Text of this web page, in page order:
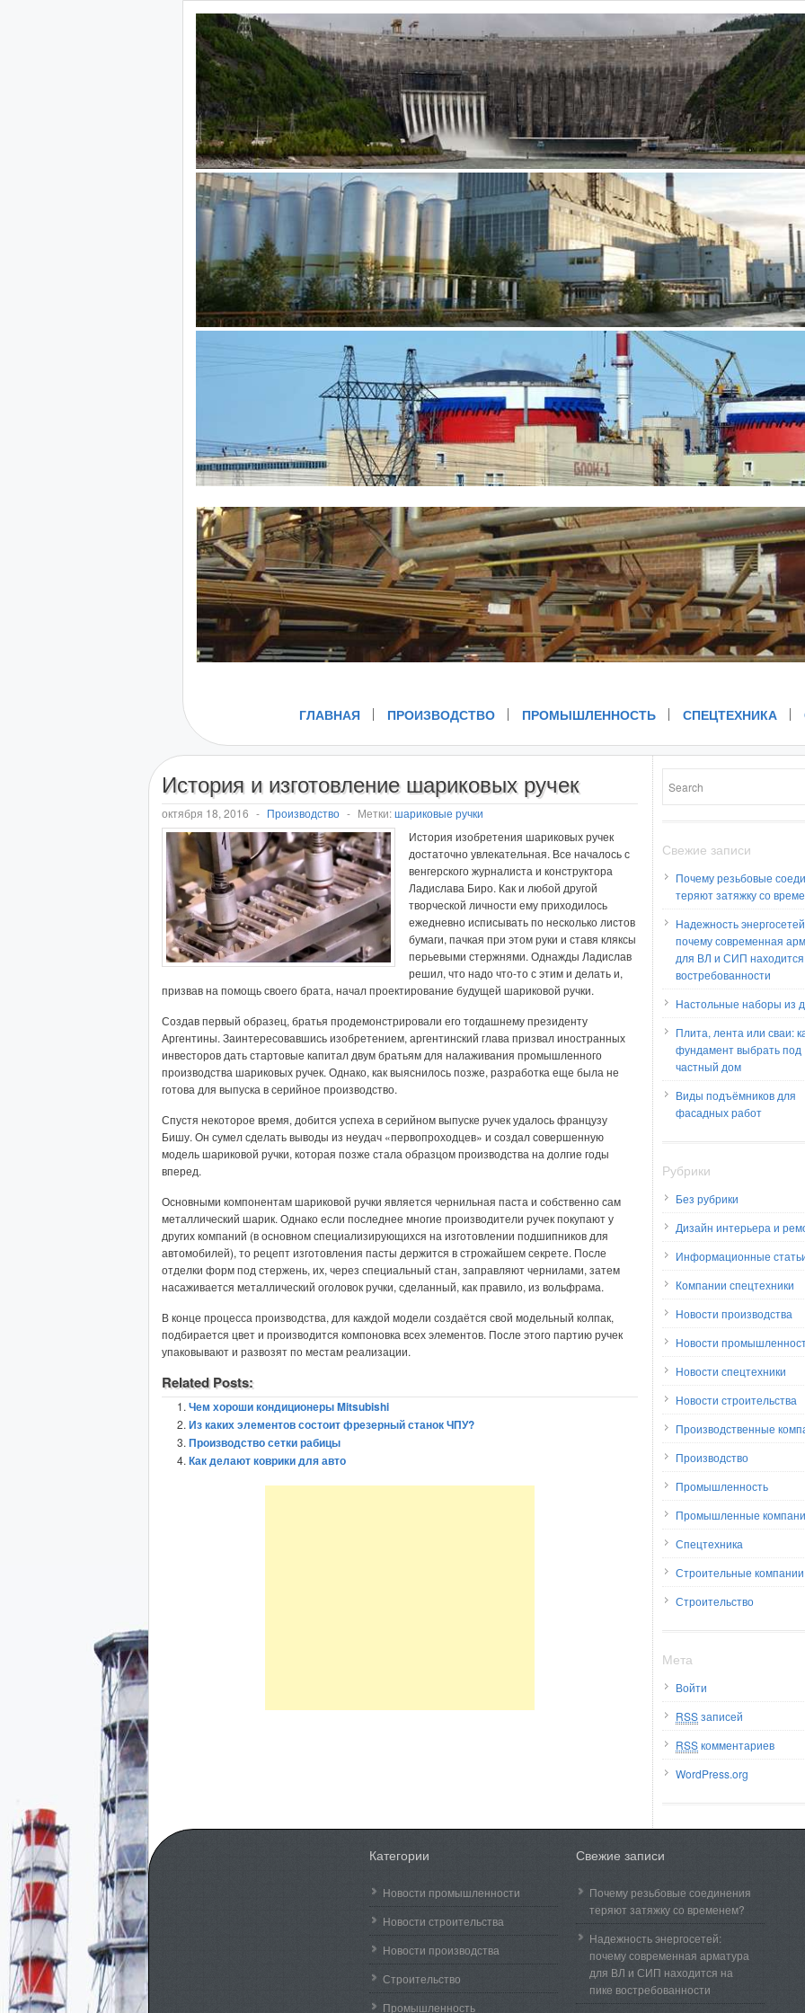
ГЛАВНАЯ ПРОИЗВОДСТВО ПРОМЫШЛЕННОСТЬ СПЕЦТЕХНИКА
История и изготовление шариковых ручек
октября 18, 2016 - Производство - Метки:шариковые ручки
История изобретения шариковых ручек
достаточно увлекательная. Все началось с
венгерского журналиста и конструктора
Ладислава Биро. Как и любой другой
творческой личности ему приходилось
ежедневно исписывать по несколько листов
бумаги, пачкая при этом руки и ставя кляксы
перьевыми стержнями. Однажды Ладислав
решил, что надо что-то с этим и делать и,
призвав на помощь своего брата, начал проектирование будущей шариковой ручки.
Создав первый образец, братья продемонстрировали его тогдашнему президенту
Аргентины. Заинтересовавшись изобретением, аргентинский глава призвал иностранных
инвесторов дать стартовые капитал двум братьям для налаживания промышленного
производства шариковых ручек. Однако, как выяснилось позже, разработка еще была не
готова для выпуска в серийное производство.
Спустя некоторое время, добится успеха в серийном выпуске ручек удалось французу
Бишу. Он сумел сделать выводы из неудач «первопроходцев» и создал совершенную
модель шариковой ручки, которая позже стала образцом производства на долгие годы
вперед.
Основными компонентам шариковой ручки является чернильная паста и собственно сам
металлический шарик. Однако если последнее многие производители ручек покупают у
других компаний (в основном специализирующихся на изготовлении подшипников для
автомобилей), то рецепт изготовления пасты держится в строжайшем секрете. После
отделки форм под стержень, их, через специальный стан, заправляют чернилами, затем
насаживается металлический оголовок ручки, сделанный, как правило, из вольфрама.
В конце процесса производства, для каждой модели создаётся свой модельный колпак,
подбирается цвет и производится компоновка всех элементов. После этого партию ручек
упаковывают и развозят по местам реализации.
Related Posts:
Чем хороши кондиционеры Mitsubishi
Из каких элементов состоит фрезерный станок ЧПУ?
Производство сетки рабицы
Как делают коврики для авто
Свежие записи
Почему резьбовые
теряют затяжку со
Надежность
почему современная
для ВЛ и СИП находится
востребованности
Настольные наборы из
Плита, лента или сваи:
фундамент выбрать под
частный дом
Виды подъёмников для
фасадных работ
Рубрики
Без рубрики
Дизайн интерьера и
Информационные
Компании спецтехники
Новости производства
Новости
Новости спецтехники
Новости строительства
Производственные
Производство
Промышленность
Промышленные
Спецтехника
Строительные компании
Строительство
Мета
Войти
RSSзаписей
RSSкомментариев
WordPress.org
Категории
Новости промышленности
Новости строительства
Новости производства
Строительство
Промышленность
Свежие записи
Почему резьбовые соединения
теряют затяжку со временем?
Надежность энергосетей:
почему современная арматура
для ВЛ и СИП находится на
пике востребованности